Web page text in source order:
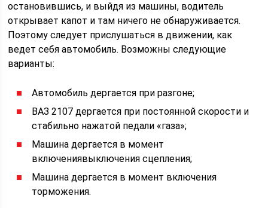
остановившись, и выйдя из машины, водитель
открывает капот и там ничего не обнаруживается.
Поэтому следует прислушаться в движении, как
ведет себя автомобиль. Возможны следующие
варианты:
Автомобиль дергается при разгоне;
ВАЗ 2107 дергается при постоянной скорости и
стабильно нажатой педали «газа»;
Машина дергается в момент
включениявыключения сцепления;
Машина дергается в момент включения
торможения.